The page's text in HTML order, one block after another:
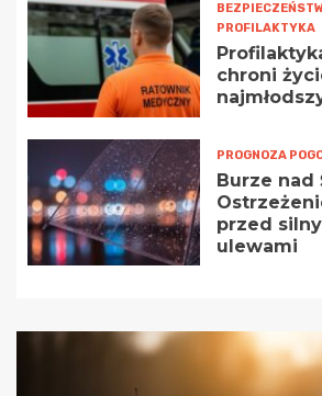
PROFILAKTYKA
chroni
PROGNOZA
Burze nad
przed
ulewami